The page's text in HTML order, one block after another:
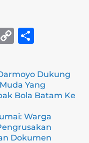
C
p
y
Li
n
k
ar
eDukung
Yang
Bola Batam Ke
Warga
Dokumen